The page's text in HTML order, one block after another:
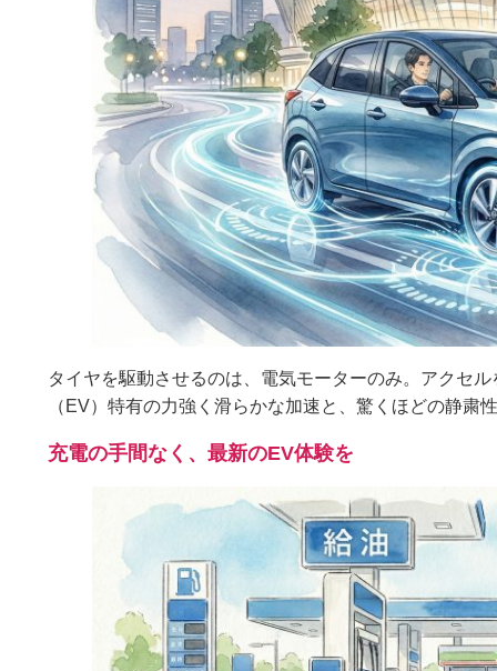
タイヤを駆動させるのは、電気モーターのみ。アクセ
（EV）特有の力強く滑らかな加速と、驚くほどの静粛
充電の手間なく、最新のEV体験を